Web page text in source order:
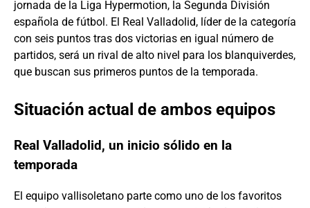
jornada de la Liga Hypermotion, la Segunda División
española de fútbol. El Real Valladolid, líder de la categoría
con seis puntos tras dos victorias en igual número de
partidos, será un rival de alto nivel para los blanquiverdes,
que buscan sus primeros puntos de la temporada.
Situación actual de ambos equipos
Real Valladolid, un inicio sólido en la
temporada
El equipo vallisoletano parte como uno de los favoritos